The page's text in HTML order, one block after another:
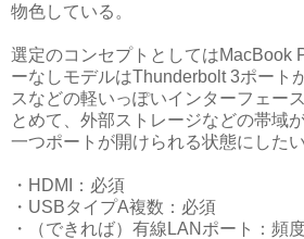
物色している。
選定のコンセプトとしてはMacBook
ーなしモデルはThunderbolt 3ポート
スなどの軽いっぽいインターフェー
とめて、外部ストレージなどの帯域
一つポートが開けられる状態にした
・HDMI：必須
・USBタイプA複数：必須
・（できれば）有線LANポート：頻